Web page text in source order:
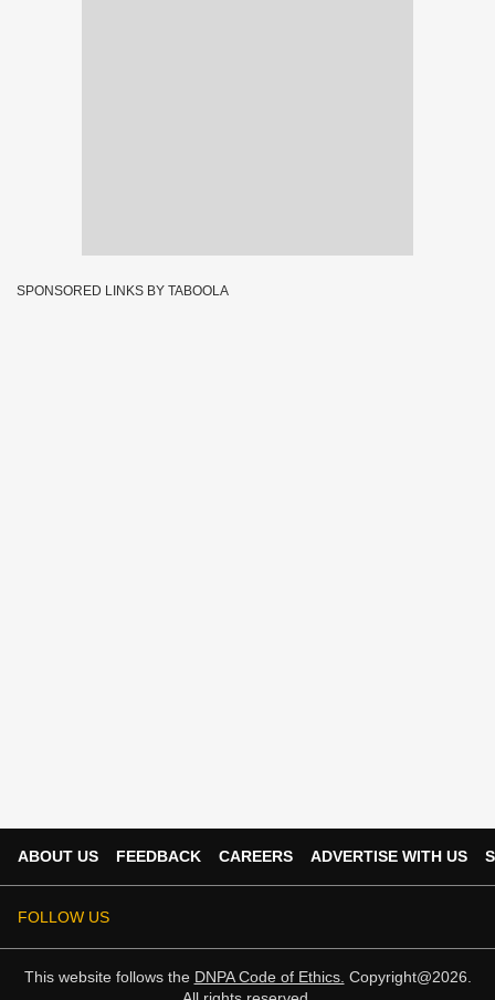
SPONSORED LINKS BY TABOOLA
ABOUT US FEEDBACK CAREERS ADVERTISE WITH US
FOLLOW US
This website follows the DNPA Code of Ethics. Copyright@2026.